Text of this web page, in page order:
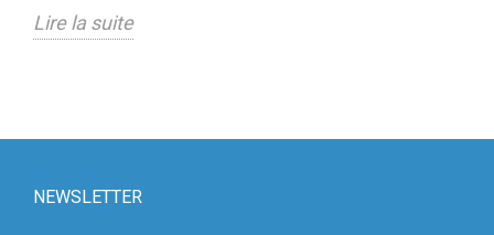
Lire la suite
NEWSLETTER